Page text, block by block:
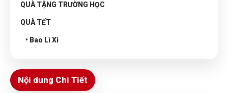
QUÀ TẶNG TRƯỜNG HỌC
QUÀ TẾT
• Bao Lì Xì
Nội dung Chi Tiết